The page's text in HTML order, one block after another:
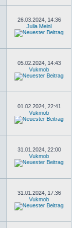
26.03.2024, 14:36
Julia Meinl
05.02.2024, 14:43
Vukmob
01.02.2024, 22:41
Vukmob
31.01.2024, 22:00
Vukmob
31.01.2024, 17:36
Vukmob